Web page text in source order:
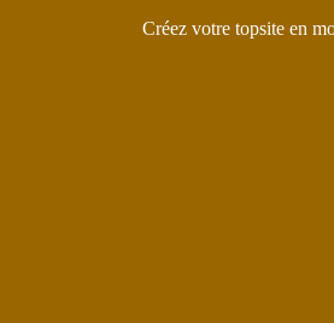
Créez votre topsite en